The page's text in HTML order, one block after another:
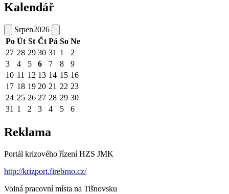
Kalendář
Srpen2026
Po Út St Čt Pá So Ne
27 28 29 30 31 1
2
3
4 5 6 7 8
9
10 11 12 13 14 15 16
17 18 19 20 21 22 23
24 25 26 27 28 29 30
31 1 2 3 4 5 6
Reklama
Portál krizového řízení HZS JMK
http://krizport.firebrno.cz/
Volná pracovní místa na Tišnovsku